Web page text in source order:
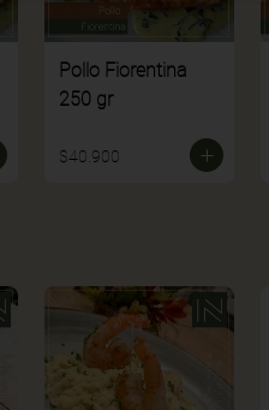
Pollo Fiorentina
250 gr
$40.900